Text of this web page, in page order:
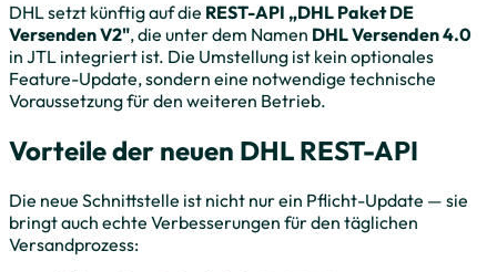
DHL setzt künftig auf die REST-API „DHL Paket DE
Versenden V2", die unter dem Namen DHL Versenden 4.0
in JTL integriert ist. Die Umstellung ist kein optionales
Feature-Update, sondern eine notwendige technische
Voraussetzung für den weiteren Betrieb.
Vorteile der neuen DHL REST-API
Die neue Schnittstelle ist nicht nur ein Pflicht-Update — sie
bringt auch echte Verbesserungen für den täglichen
Versandprozess: